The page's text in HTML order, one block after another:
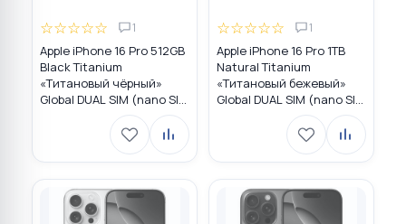
☆☆☆☆☆ 1
Apple iPhone 16 Pro 512GB
Black Titanium
«Титановый чёрный»
Global DUAL SIM (nano SIM
☆☆☆☆☆ 1
Apple iPhone 16 Pro 1TB
Natural Titanium
«Tитановый бежевый»
Global DUAL SIM (nano SIM